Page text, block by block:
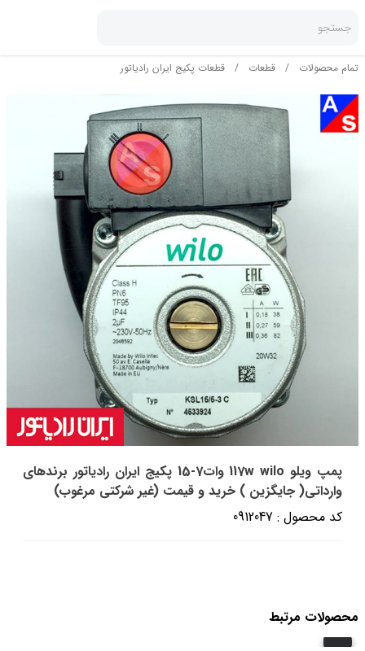
جستجو
تمام محصولات / قطعات / قطعات پکیج ایران رادیاتور
پمپ ویلو 117w wilo وات7-15 پکیج ایران رادیاتور برندهای
وارداتی( جایگزین ) خرید و قیمت (غیر شرکتی مرغوب)
کد محصول : 0912047
محصولات مرتبط